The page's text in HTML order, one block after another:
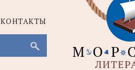
КОНТАКТЫ